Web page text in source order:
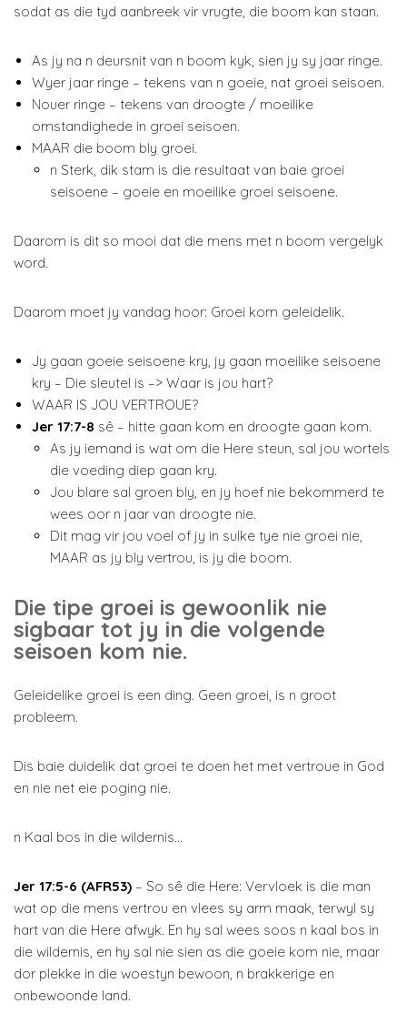
sodat as die tyd aanbreek vir vrugte, die boom kan staan.
As jy na n deursnit van n boom kyk, sien jy sy jaar ringe.
Wyer jaar ringe – tekens van n goeie, nat groei seisoen.
Nouer ringe – tekens van droogte / moeilike
omstandighede in groei seisoen.
MAAR die boom bly groei.
n Sterk, dik stam is die resultaat van baie groei
seisoene – goeie en moeilike groei seisoene.
Daarom is dit so mooi dat die mens met n boom vergelyk
word.
Daarom moet jy vandag hoor: Groei kom geleidelik.
Jy gaan goeie seisoene kry, jy gaan moeilike seisoene
kry – Die sleutel is –> Waar is jou hart?
WAAR IS JOU VERTROUE?
Jer 17:7-8 sê – hitte gaan kom en droogte gaan kom.
As jy iemand is wat om die Here steun, sal jou wortels
die voeding diep gaan kry.
Jou blare sal groen bly, en jy hoef nie bekommerd te
wees oor n jaar van droogte nie.
Dit mag vir jou voel of jy in sulke tye nie groei nie,
MAAR as jy bly vertrou, is jy die boom.
Die tipe groei is gewoonlik nie
sigbaar tot jy in die volgende
seisoen kom nie.
Geleidelike groei is een ding. Geen groei, is n groot
probleem.
Dis baie duidelik dat groei te doen het met vertroue in God
en nie net eie poging nie.
n Kaal bos in die wildernis…
Jer 17:5-6 (AFR53) – So sê die Here: Vervloek is die man
wat op die mens vertrou en vlees sy arm maak, terwyl sy
hart van die Here afwyk. En hy sal wees soos n kaal bos in
die wildernis, en hy sal nie sien as die goeie kom nie, maar
dor plekke in die woestyn bewoon, n brakkerige en
onbewoonde land.